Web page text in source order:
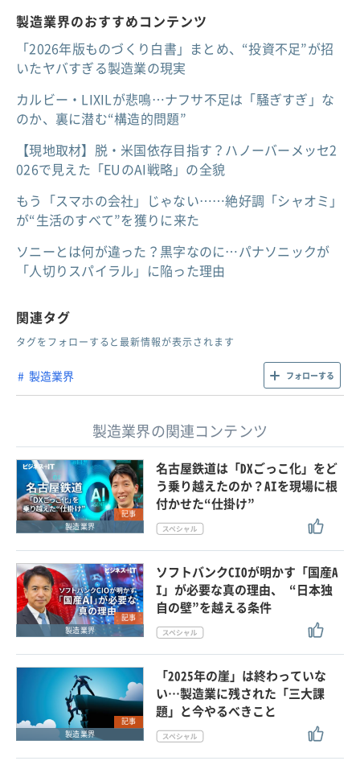
製造業界のおすすめコンテンツ
「2026年版ものづくり白書」まとめ、“投資不足”が招
いたヤバすぎる製造業の現実
カルビー・LIXILが悲鳴…ナフサ不足は「騒ぎすぎ」な
のか、裏に潜む“構造的問題”
【現地取材】脱・米国依存目指す？ハノーバーメッセ2
026で見えた「EUのAI戦略」の全貌
もう「スマホの会社」じゃない……絶好調「シャオミ」
が“生活のすべて”を獲りに来た
ソニーとは何が違った？黒字なのに…パナソニックが
「人切りスパイラル」に陥った理由
関連タグ
タグをフォローすると最新情報が表示されます
製造業界 フォローする
製造業界の関連コンテンツ
記事
製造業界
名古屋鉄道は「DXごっこ化」をど
う乗り越えたのか？AIを現場に根
付かせた“仕掛け”
記事
製造業界
ソフトバンクCIOが明かす「国産A
I」が必要な真の理由、 “日本独
自の壁”を越える条件
記事
製造業界
「2025年の崖」は終わっていな
い…製造業に残された「三大課
題」と今やるべきこと